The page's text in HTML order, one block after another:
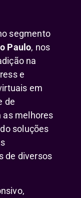
segmento
Paulo, nos
na
e
em
de
as melhores
soluções
de diversos